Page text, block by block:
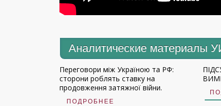
Аналитические материалы
Переговори між Україною та РФ:
сторони роблять ставку на
продовження затяжної війни.
ПОДРОБНЕЕ